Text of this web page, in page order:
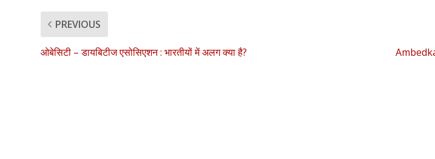
PREVIOUS
ओबेसिटी – डायबिटीज एसोसिएशन : भारतीयों में अलग क्या है?